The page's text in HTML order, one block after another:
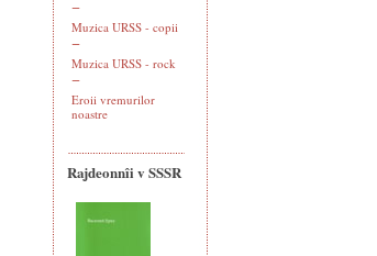
Muzica URSS - copii
Muzica URSS - rock
Eroii vremurilor
noastre
Rajdeonnîi v SSSR